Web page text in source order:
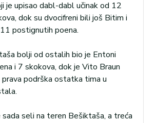
je upisao dabl-dabl učinak od 12
dok su dvocifreni bili još Bitim i
postignutih poena.
bolji od ostalih bio je Entoni
i 7 skokova, dok je Vito Braun
podrška ostatka tima u
seli na teren Bešiktaša, a treća